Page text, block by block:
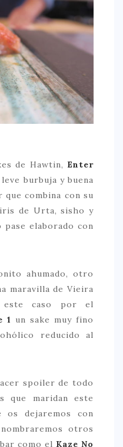
de Hawtin, Enter
burbuja y buena
combina con su
de Urta, sisho y
elaborado con
ahumado, otro
maravilla de Vieira
este caso por el
1 un sake muy fino
reducido al
spoiler de todo
que maridan este
os dejaremos con
otros
como el Kaze No